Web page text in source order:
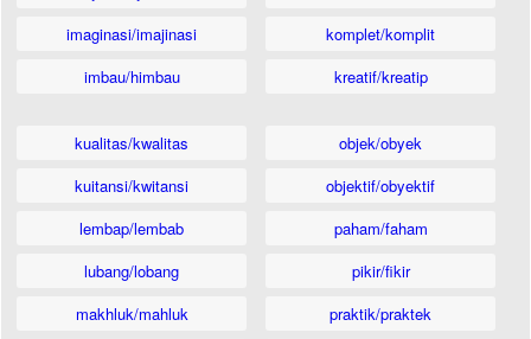
imaginasi/imajinasi
imbau/himbau
komplet/komplit
kreatif/kreatip
kualitas/kwalitas
kuitansi/kwitansi
lembap/lembab
lubang/lobang
makhluk/mahluk
objek/obyek
objektif/obyektif
paham/faham
pikir/fikir
praktik/praktek